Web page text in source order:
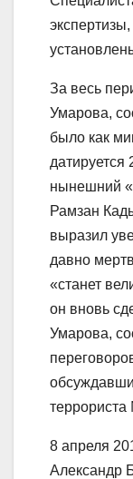
За весь
Умарова,
было как
датируется
нынешний
Рамзан
выразил
давно
«станет
он вновь
Умарова,
8 апреля
Александр